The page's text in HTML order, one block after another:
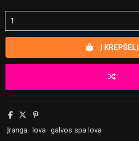
Į KREPŠELĮ
Įranga lova galvos spa lova